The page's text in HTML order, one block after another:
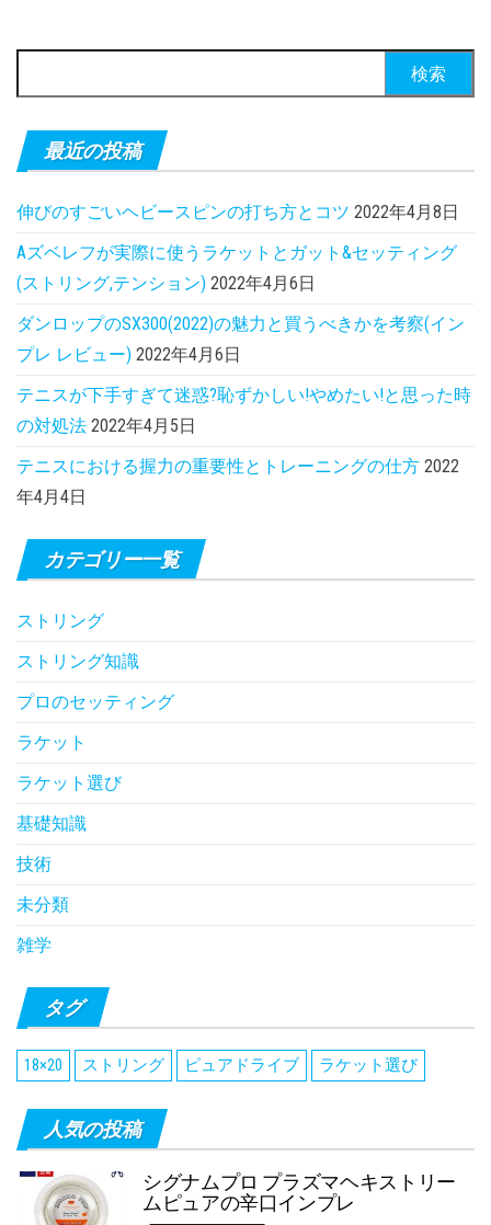
最近の投稿
伸びのすごいヘビースピンの打ち方とコツ 2022年4月8日
Aズベレフが実際に使うラケットとガット&セッティング
(ストリング,テンション) 2022年4月6日
ダンロップのSX300(2022)の魅力と買うべきかを考察(イン
プレ レビュー) 2022年4月6日
テニスが下手すぎて迷惑?恥ずかしい!やめたい!と思った時
の対処法 2022年4月5日
テニスにおける握力の重要性とトレーニングの仕方 2022
年4月4日
カテゴリー一覧
ストリング
ストリング知識
プロのセッティング
ラケット
ラケット選び
基礎知識
技術
未分類
雑学
タグ
18×20 ストリング ピュアドライブ ラケット選び
人気の投稿
シグナムプロ プラズマヘキストリー
ムピュアの辛口インプレ